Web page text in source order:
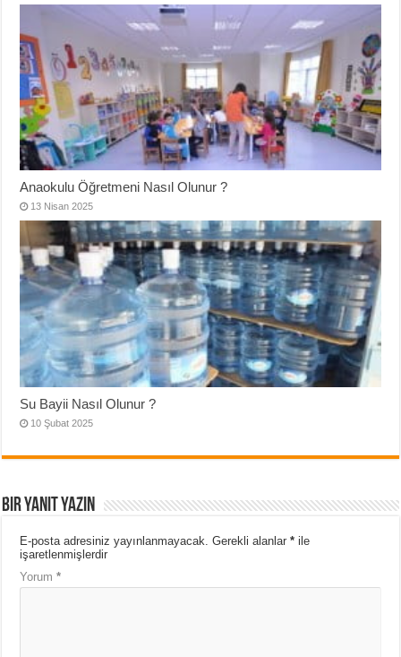
Anaokulu Öğretmeni Nasıl Olunur ?
13 Nisan 2025
Su Bayii Nasıl Olunur ?
10 Şubat 2025
Bir yanıt yazın
E-posta adresiniz yayınlanmayacak. Gerekli alanlar* ile
işaretlenmişlerdir
Yorum*